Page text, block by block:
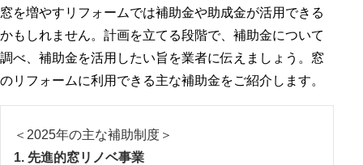
窓を増やすリフォームでは補助金や助成金が活用できる
かもしれません。計画を立てる段階で、補助金について
調べ、補助金を活用したい旨を業者に伝えましょう。窓
のリフォームに利用できる主な補助金をご紹介します。
＜2025年の主な補助制度＞
1. 先進的窓リノベ事業